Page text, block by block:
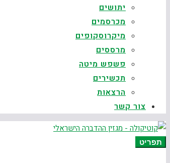
יתושים
מכרסמים
מיקרוסקופים
מרססים
פשפש מיטה
תכשירים
הרצאות
צור קשר
תפריט